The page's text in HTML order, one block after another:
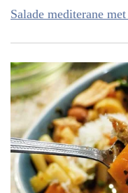
Salade mediterane